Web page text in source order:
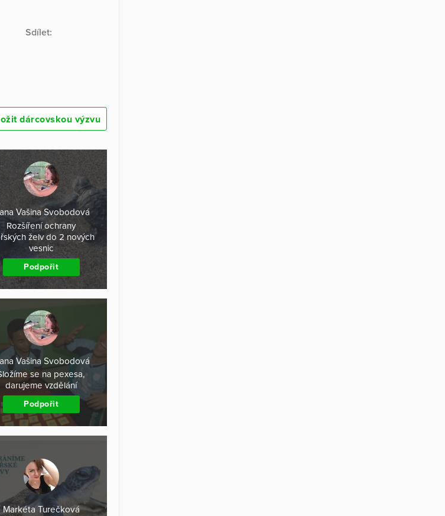
Sdílet:
dárcovskou výzvu
Vašina Svobodová
Rozšíření ochrany
želv do 2 nových
vesnic
Podpořit
Vašina Svobodová
se na pexesa,
darujeme vzdělání
Podpořit
Markéta Turečková